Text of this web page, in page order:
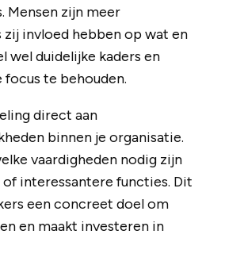
Mensen zijn meer
invloed hebben op wat en
wel duidelijke kaders en
focus te behouden.
direct aan
binnen je organisatie.
vaardigheden nodig zijn
interessantere functies. Dit
een concreet doel om
en maakt investeren in